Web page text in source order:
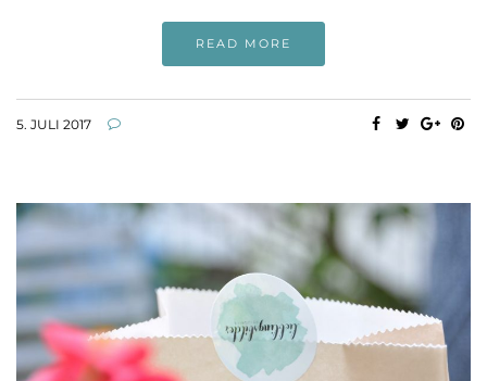
READ MORE
5. JULI 2017